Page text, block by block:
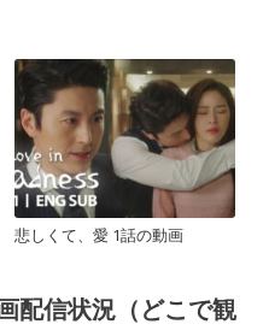
悲しくて、愛 1話の動画
配信状況（どこで観